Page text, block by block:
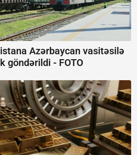
Azərbaycan vasitəsilə
göndərildi - FOTO